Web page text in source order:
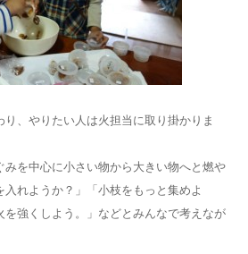
、やりたい人は火担当に取り掛かりま
みを中心に小さい物から大きい物へと燃や
れようか？」「小枝をもっと集めよ
を強くしよう。」などとみんなで考えなが